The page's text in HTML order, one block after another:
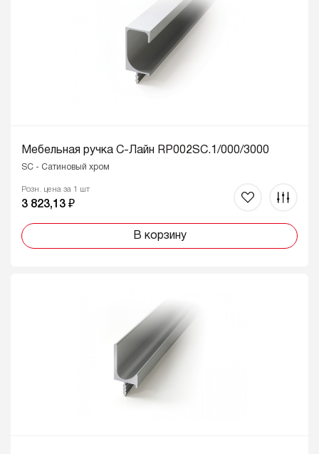
Мебельная ручка C-Лайн RP002SC.1/000/3000
SC - Сатиновый хром
Розн. цена за 1 шт
3 823,13 ₽
В корзину